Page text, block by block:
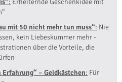
mit 50 nicht mehr tun muss“: Nie
kein Liebeskummer mehr -
über die Vorteile, die
– Geldkästchen: Für